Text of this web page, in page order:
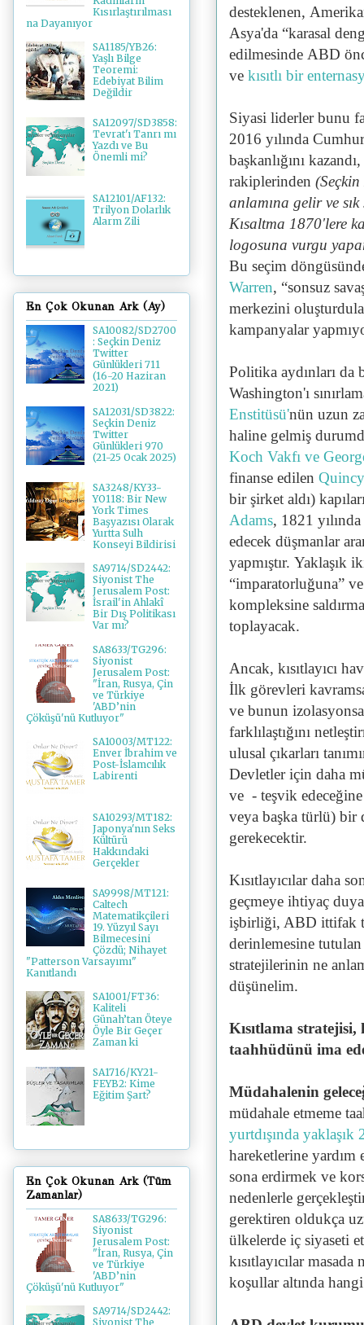
desteklenen,
Asya'da “karasal
edilmesinde ABD
ve kısıtlı bir
Siyasi liderler bunu
2016 yılında
başkanlığını
rakiplerinden
anlamına gelir ve
Kısaltma 1870'lere
logosuna vurgu
Bu seçim
Warren, “sonsuz
merkezini
kampanyalar
Politika aydınları da
Washington'ı
Enstitüsü'nün uzun
haline gelmiş
Koch Vakfı ve
finanse edilen
bir şirket aldı)
Adams, 1821
edecek düşmanlar
yapmıştır. Yaklaşık
“imparatorluğuna”
kompleksine
toplayacak.
Ancak, kısıtlayıcı
İlk görevleri
ve bunun
farklılaştığını
ulusal çıkarları
Devletler için daha
ve - teşvik
veya başka türlü) bir
gerekecektir.
Kısıtlayıcılar daha
geçmeye ihtiyaç
işbirliği, ABD ittifak
derinlemesine
stratejilerinin ne
düşünelim.
Kısıtlama stratejisi,
taahhüdünü ima
Müdahalenin
müdahale etmeme
yurtdışında
hareketlerine yardım
sona erdirmek ve
nedenlerle
gerektiren oldukça
ülkelerde iç siyaseti
kısıtlayıcılar
koşullar altında
Kısırlaştırılması
na Dayanıyor
SA1185/YB26:
Yaşlı Bilge
Teoremi:
Edebiyat Bilim
Değildir
SA12097/SD3858:
Tevrat'ı Tanrı mı
Yazdı ve Bu
Önemli mi?
SA12101/AF132:
Trilyon Dolarlık
Alarm Zili
En Çok Okunan Ark (Ay)
SA10082/SD2700
: Seçkin Deniz
Twitter
Günlükleri 711
(16-20 Haziran
2021)
SA12031/SD3822:
Seçkin Deniz
Twitter
Günlükleri 970
(21-25 Ocak 2025)
SA3248/KY33-
YO118: Bir New
York Times
Başyazısı Olarak
Yurtta Sulh
Konseyi Bildirisi
SA9714/SD2442:
Siyonist The
Jerusalem Post:
İsrail'in Ahlakî
Bir Dış Politikası
Var mı?
SA8633/TG296:
Siyonist
Jerusalem Post:
"İran, Rusya, Çin
ve Türkiye
'ABD’nin
Çöküşü'nü Kutluyor"
SA10003/MT122:
Enver İbrahim ve
Post-İslamcılık
Labirenti
SA10293/MT182:
Japonya'nın Seks
Kültürü
Hakkındaki
Gerçekler
SA9998/MT121:
Caltech
Matematikçileri
19. Yüzyıl Sayı
Bilmecesini
Çözdü; Nihayet
"Patterson Varsayımı"
Kanıtlandı
SA1001/FT36:
Kaliteli
Günah’tan Öteye
Öyle Bir Geçer
Zaman ki
SA1716/KY21-
FEYB2: Kime
Eğitim Şart?
En Çok Okunan Ark (Tüm
Zamanlar)
SA8633/TG296:
Siyonist
Jerusalem Post:
"İran, Rusya, Çin
ve Türkiye
'ABD’nin
Çöküşü'nü Kutluyor"
SA9714/SD2442:
Siyonist The